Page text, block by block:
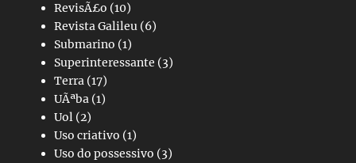
RevisÃ£o (10)
Revista Galileu (6)
Submarino (1)
Superinteressante (3)
Terra (17)
UÃªba (1)
Uol (2)
Uso criativo (1)
Uso do possessivo (3)